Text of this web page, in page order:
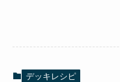
デッキレシピ